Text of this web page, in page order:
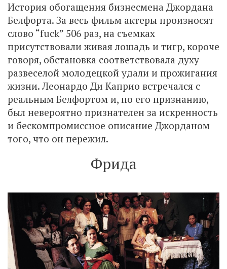
История обогащения бизнесмена Джордана
Белфорта. За весь фильм актеры произносят
слово “fuck” 506 раз, на съемках
присутствовали живая лошадь и тигр, короче
говоря, обстановка соответствовала духу
развеселой молодецкой удали и прожигания
жизни. Леонардо Ди Каприо встречался с
реальным Белфортом и, по его признанию,
был невероятно признателен за искренность
и бескомпромиссное описание Джорданом
того, что он пережил.
Фрида